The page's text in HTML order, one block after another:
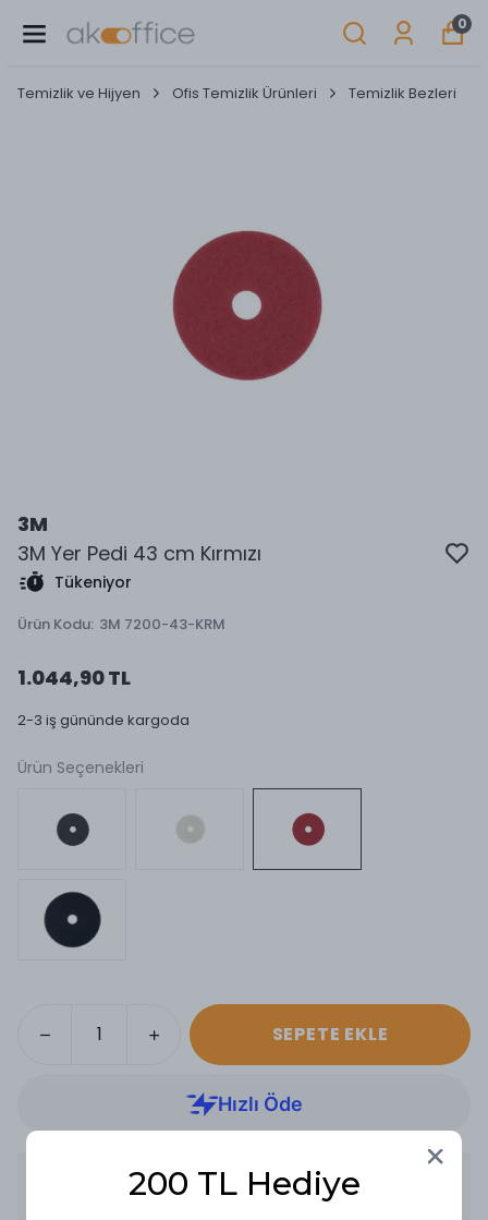
0
Temizlik ve Hijyen Ofis Temizlik Ürünleri Temizlik Bezleri
3M
3M Yer Pedi 43 cm Kırmızı
Tükeniyor
Ürün Kodu: 3M 7200-43-KRM
1.044,90 TL
2-3 iş gününde kargoda
Ürün Seçenekleri
SEPETE EKLE
Ürün Açıklaması200 TL Hediye